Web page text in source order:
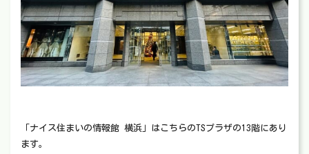
「ナイス住まいの情報館 横浜」はこちらのTSプラザの13階にあり
ます。